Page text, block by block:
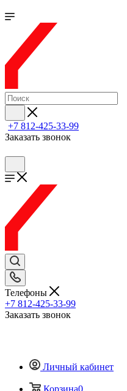
+7 812-425-33-99
Заказать звонок
Телефоны
+7 812-425-33-99
Заказать звонок
Личный кабинет
Корзина0